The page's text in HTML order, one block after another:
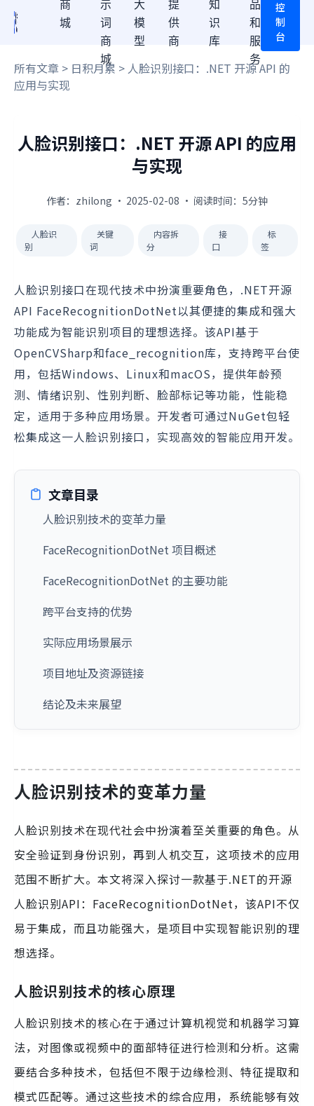
商
城
示
词
商
城
大
模
型
提
供
商
知
识
库
品
和
服
务
控
制
台
所有文章 > 日积月累 > 人脸识别接口：.NET 开源 API 的
应用与实现
人脸识别接口：.NET 开源 API 的应用
与实现
作者：zhilong · 2025-02-08 · 阅读时间：5分钟
人脸识
别
关键
词
内容拆
分
接
口
标
签
人脸识别接口在现代技术中扮演重要角色，.NET开源
API FaceRecognitionDotNet以其便捷的集成和强大
功能成为智能识别项目的理想选择。该API基于
OpenCVSharp和face_recognition库，支持跨平台使
用，包括Windows、Linux和macOS，提供年龄预
测、情绪识别、性别判断、脸部标记等功能，性能稳
定，适用于多种应用场景。开发者可通过NuGet包轻
松集成这一人脸识别接口，实现高效的智能应用开发。
文章目录
人脸识别技术的变革力量
FaceRecognitionDotNet 项目概述
FaceRecognitionDotNet 的主要功能
跨平台支持的优势
实际应用场景展示
项目地址及资源链接
结论及未来展望
人脸识别技术的变革力量
人脸识别技术在现代社会中扮演着至关重要的角色。从
安全验证到身份识别，再到人机交互，这项技术的应用
范围不断扩大。本文将深入探讨一款基于.NET的开源
人脸识别API：FaceRecognitionDotNet，该API不仅
易于集成，而且功能强大，是项目中实现智能识别的理
想选择。
人脸识别技术的核心原理
人脸识别技术的核心在于通过计算机视觉和机器学习算
法，对图像或视频中的面部特征进行检测和分析。这需
要结合多种技术，包括但不限于边缘检测、特征提取和
模式匹配等。通过这些技术的综合应用，系统能够有效